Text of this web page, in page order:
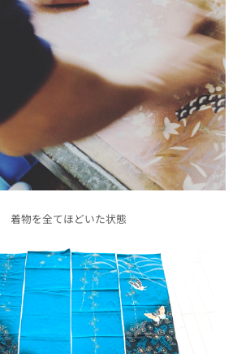
着物を全てほどいた状態